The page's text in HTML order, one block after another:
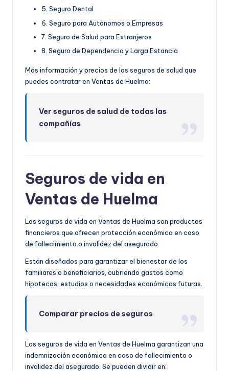
5. Seguro Dental
6. Seguro para Autónomos o Empresas
7. Seguro de Salud para Extranjeros
8. Seguro de Dependencia y Larga Estancia
Más información y precios de los seguros de salud que
puedes contratar en Ventas de Huelma:
Ver seguros de salud de todas las
compañías
Seguros de vida en
Ventas de Huelma
Los seguros de vida en Ventas de Huelma son productos
financieros que ofrecen protección económica en caso
de fallecimiento o invalidez del asegurado.
Están diseñados para garantizar el bienestar de los
familiares o beneficiarios, cubriendo gastos como
hipotecas, estudios o necesidades económicas futuras.
Comparar precios de seguros
Los seguros de vida en Ventas de Huelma garantizan una
indemnización económica en caso de fallecimiento o
invalidez del asegurado. Se pueden dividir en: